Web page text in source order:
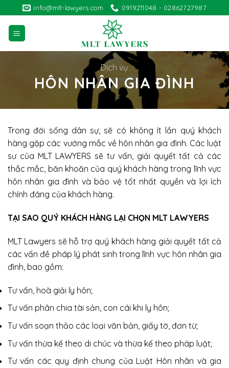
content
info@mlt-lawyers.com 0919211048 - 02862727987
Dịch vụ
HÔN NHÂN GIA ĐÌNH
Trong đời sống dân sự, sẽ có không ít lần quý khách
hàng gặp các vướng mắc về hôn nhân gia đình. Các luật
sư của MLT LAWYERS sẽ tư vấn, giải quyết tất cả các
thắc mắc, băn khoăn của quý khách hàng trong lĩnh vực
hôn nhân gia đình và bảo vệ tốt nhất quyền và lợi ích
chính đáng của khách hàng.
TẠI SAO QUÝ KHÁCH HÀNG LẠI CHỌN MLT LAWYERS
MLT Lawyers sẽ hỗ trợ quý khách hàng giải quyết tất cả
các vấn đề pháp lý phát sinh trong lĩnh vực hôn nhân gia
đình, bao gồm:
Tư vấn, hoà giải ly hôn;
Tư vấn phân chia tài sản, con cái khi ly hôn;
Tư vấn soạn thảo các loại văn bản, giấy tờ, đơn từ;
Tư vấn thừa kế theo di chúc và thừa kế theo pháp luật;
Tư vấn các quy định chung của Luật Hôn nhân và gia